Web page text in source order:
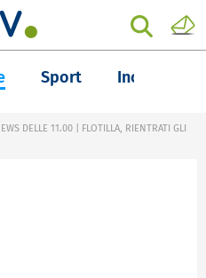
Sport Inchieste
DELLE 11.00 | FLOTILLA, RIENTRATI GLI